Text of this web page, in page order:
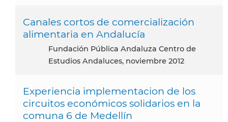
Canales cortos de comercialización
alimentaria en Andalucía
Fundación Pública Andaluza Centro de
Estudios Andaluces, noviembre 2012
Experiencia implementacion de los
circuitos económicos solidarios en la
comuna 6 de Medellín